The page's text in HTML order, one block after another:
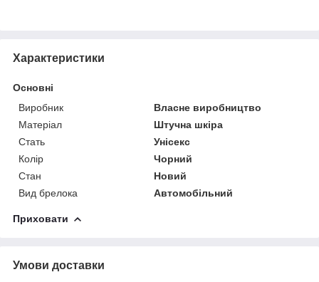
Характеристики
Основні
Виробник
Власне виробництво
Матеріал
Штучна шкіра
Стать
Унісекс
Колір
Чорний
Стан
Новий
Вид брелока
Автомобільний
Приховати
Умови доставки